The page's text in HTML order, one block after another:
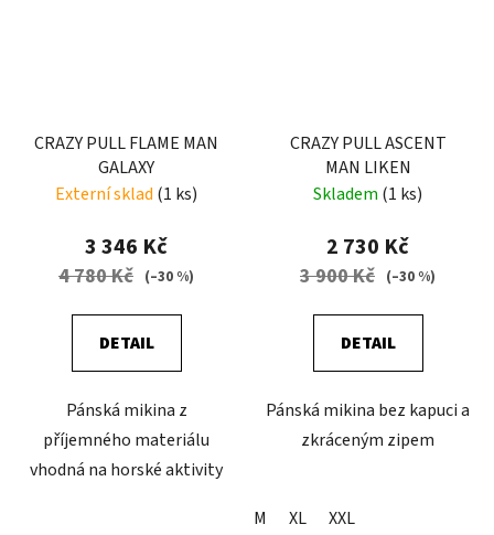
CRAZY PULL FLAME MAN
GALAXY
Externí sklad (1 ks)
3 346 Kč
4 780 Kč (–30 %)
DETAIL
Pánská mikina z
příjemného materiálu
vhodná na horské aktivity
CRAZY PULL ASCENT
MAN LIKEN
Skladem (1 ks)
2 730 Kč
3 900 Kč (–30 %)
DETAIL
Pánská mikina bez kapuci a
zkráceným zipem
M XL XXL